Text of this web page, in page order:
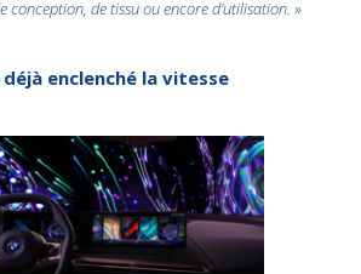
conception, de tissu ou encore d’utilisation. »
déjà enclenché la vitesse